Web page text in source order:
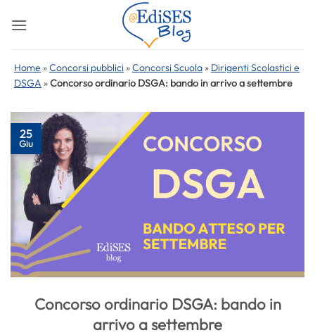
Home »Concorsi pubblici »Concorsi Scuola » Dirigenti Scolastici e
DSGA »Concorso ordinario DSGA: bando in arrivo a settembre
25
Giu
Concorso ordinario DSGA: bando in
arrivo a settembre